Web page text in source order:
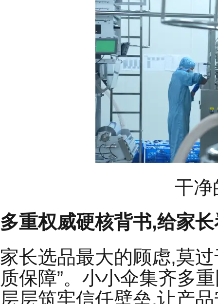
干净
多重权威硬核背书,给家
家长选品最大的顾虑,莫
质保障”。小小伞集齐多
层层筑牢信任壁垒,让产